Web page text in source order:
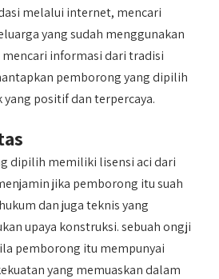
melalui internet, mencari
yang sudah menggunakan
informasi dari tradisi
pemborong yang dipilih
positif dan terpercaya.
dipilih memiliki lisensi aci dari
jika pemborong itu suah
dan juga teknis yang
upaya konstruksi. sebuah ongji
pemborong itu mempunyai
yang memuaskan dalam